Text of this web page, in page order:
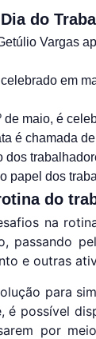
do
Vargas
em
de maio, é
é chamada
dos
papel dos
do
na
passando
e outras
para
é possível
por